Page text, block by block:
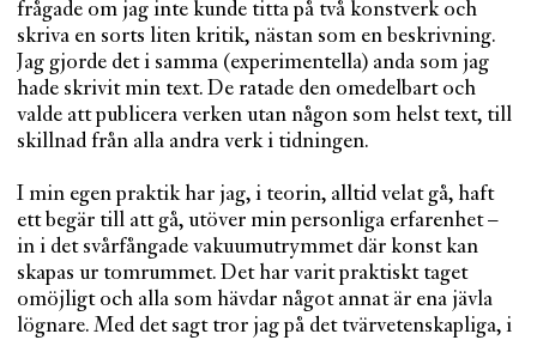
frågade om jag inte kunde titta på två konstverk och
skriva en sorts liten kritik, nästan som en beskrivning.
Jag gjorde det i samma (experimentella) anda som jag
hade skrivit min text. De ratade den omedelbart och
valde att publicera verken utan någon som helst text, till
skillnad från alla andra verk i tidningen.
I min egen praktik har jag, i teorin, alltid velat gå, haft
ett begär till att gå, utöver min personliga erfarenhet –
in i det svårfångade vakuumutrymmet där konst kan
skapas ur tomrummet. Det har varit praktiskt taget
omöjligt och alla som hävdar något annat är ena jävla
lögnare. Med det sagt tror jag på det tvärvetenskapliga, i